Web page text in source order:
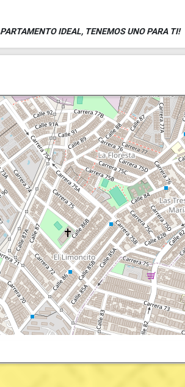
IDEAL, TENEMOS UNO PARA TI!